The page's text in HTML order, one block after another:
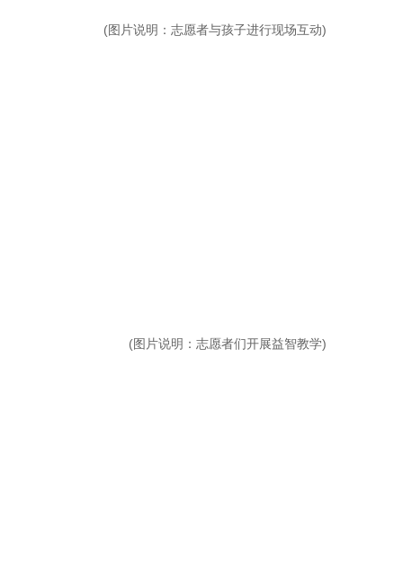
(图片说明：志愿者与孩子进行现场互动)
(图片说明：志愿者们开展益智教学)